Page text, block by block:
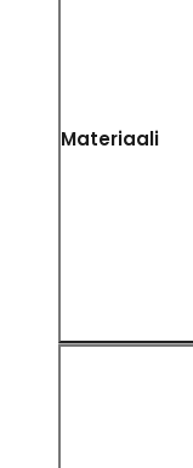
Materiaali